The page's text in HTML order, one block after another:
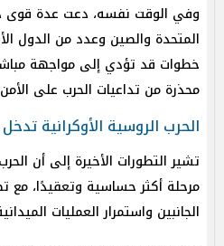
وفي الوقت نفسه، دعت عدة قوى
المتحدة والصين وعدد من الدول
خطوات قد تؤدي إلى مواجهة
محذرة من تداعيات الحرب على الأمن
الحرب الروسية الأوكرانية
تشير التطورات الأخيرة إلى أن
مرحلة أكثر حساسية وتعقيدًا، مع
الجانبين واستمرار العمليات